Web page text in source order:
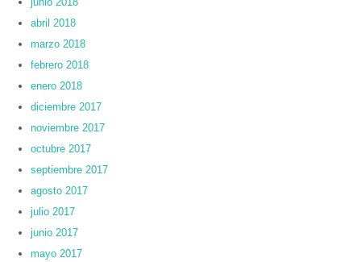
abril 2018
marzo 2018
febrero 2018
enero 2018
diciembre 2017
noviembre 2017
octubre 2017
septiembre 2017
agosto 2017
julio 2017
junio 2017
mayo 2017